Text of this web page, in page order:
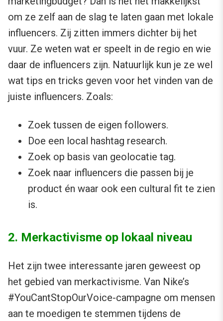
om ze zelf aan de slag te laten gaan met lokale
influencers. Zij zitten immers dichter bij het
vuur. Ze weten wat er speelt in de regio en wie
daar de influencers zijn. Natuurlijk kun je ze wel
wat tips en tricks geven voor het vinden van de
juiste influencers. Zoals:
Zoek tussen de eigen followers.
Doe een local hashtag research.
Zoek op basis van geolocatie tag.
Zoek naar influencers die passen bij je
product én waar ook een cultural fit te zien
is.
2. Merkactivisme op lokaal niveau
Het zijn twee interessante jaren geweest op
het gebied van merkactivisme. Van Nike’s
#YouCantStopOurVoice-campagne om mensen
aan te moedigen te stemmen tijdens de